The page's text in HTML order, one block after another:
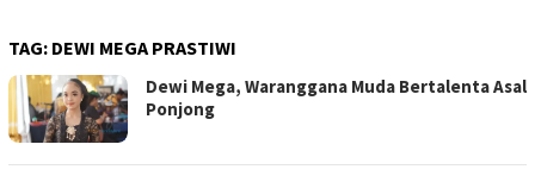
TAG: DEWI MEGA PRASTIWI
Dewi Mega, Waranggana Muda Bertalenta Asal
Ponjong